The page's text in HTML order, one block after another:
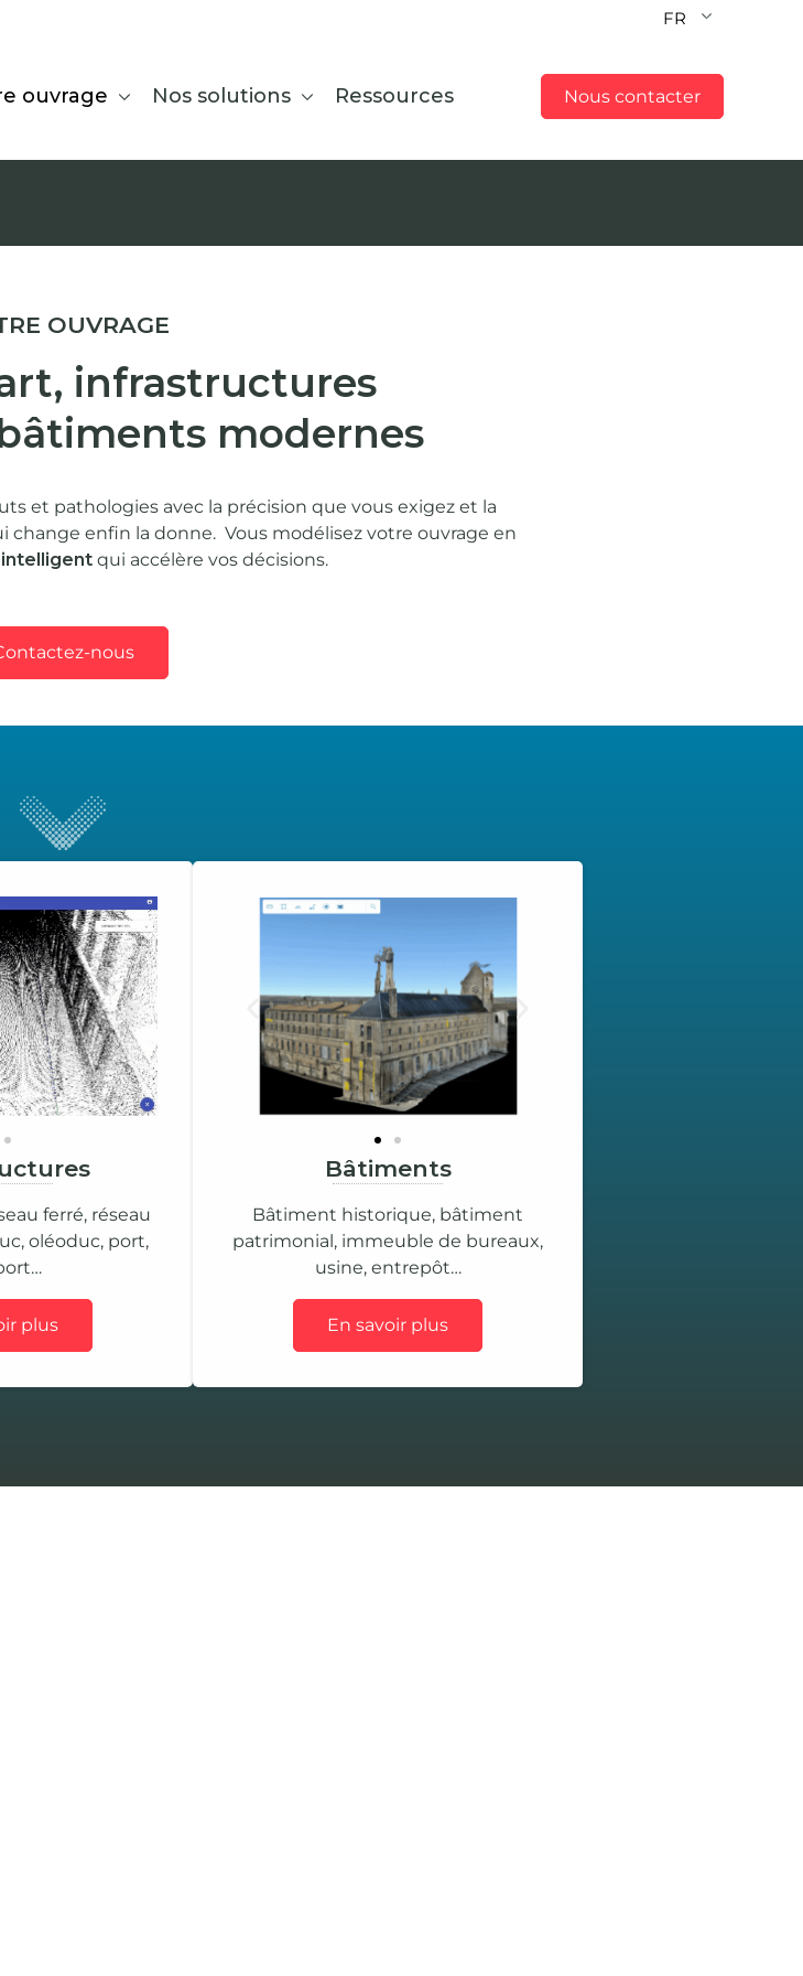
FR
ouvrage Nos solutions Ressources Nous contacter
OUVRAGE
infrastructures
modernes
et pathologies avec la précision que vous exigez et la
enfin la donne. Vous modélisez votre ouvrage en
qui accélère vos décisions.
nous
ferré, réseau
oléoduc, port,
plus
Bâtiments
Bâtiment historique, bâtiment
patrimonial, immeuble de bureaux,
usine, entrepôt…
En savoir plus